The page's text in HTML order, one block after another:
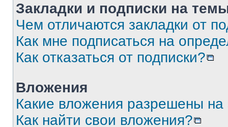
Закладки и подписки на
Чем отличаются закладки от
Как мне подписаться на
Как отказаться от подписки?
Вложения
Какие вложения разрешены
Как найти свои вложения?